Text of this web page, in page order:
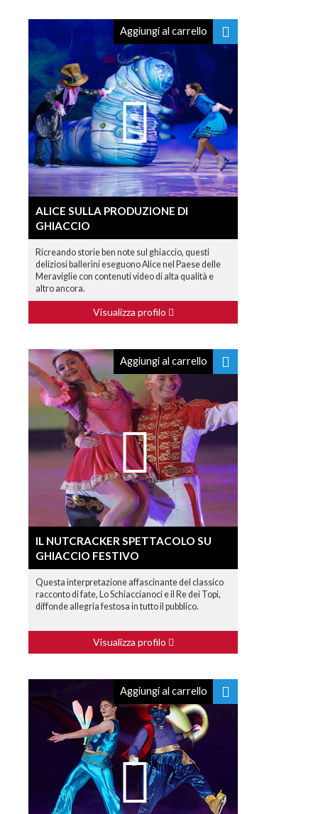
Aggiungi al carrello
ALICE SULLA PRODUZIONE DI
GHIACCIO
Ricreando storie ben note sul ghiaccio, questi
deliziosi ballerini eseguono Alice nel Paese delle
Meraviglie con contenuti video di alta qualità e
altro ancora.
Visualizza profilo
Aggiungi al carrello
IL NUTCRACKER SPETTACOLO SU
GHIACCIO FESTIVO
Questa interpretazione affascinante del classico
racconto di fate, Lo Schiaccianoci e il Re dei Topi,
diffonde allegria festosa in tutto il pubblico.
Visualizza profilo
Aggiungi al carrello